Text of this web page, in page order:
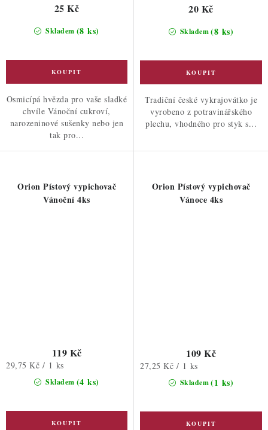
Skladem (8 ks)
25 Kč
Osmicípá hvězda pro vaše sladké
chvíle Vánoční cukroví,
narozeninové sušenky nebo jen
tak pro...
Skladem(8 ks)
20 Kč
Tradiční české vykrajovátko je
vyrobeno z potravinářského
plechu, vhodného pro styk s...
Orion Pístový vypichovač
Vánoční 4ks
Skladem (4 ks)
119 Kč
Měrná
29,75 Kč / 1 ks
Orion Pístový vypichovač
Vánoce 4ks
Skladem(1 ks)
109 Kč
Měrná
27,25 Kč / 1 ks